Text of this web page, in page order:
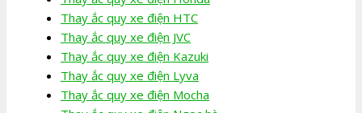
Thay ắc quy xe điện HTC
Thay ắc quy xe điện JVC
Thay ắc quy xe điện Kazuki
Thay ắc quy xe điện Lyva
Thay ắc quy xe điện Mocha